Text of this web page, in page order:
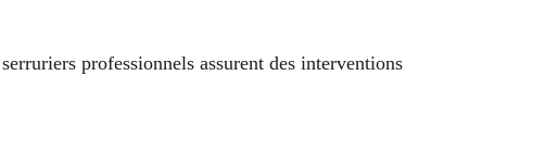
professionnels assurent des interventions